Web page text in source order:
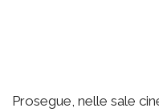
Prosegue, nelle sale